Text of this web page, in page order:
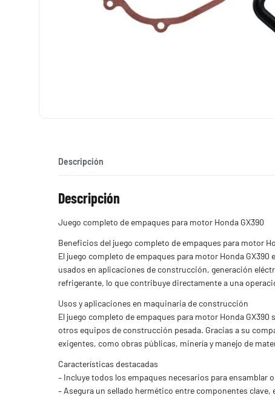
Descripción
Descripción
Juego completo de empaques para motor Honda GX390
Beneficios del juego completo de empaques para motor
El juego completo de empaques para motor Honda
usados en aplicaciones de construcción, generación
refrigerante, lo que contribuye directamente a una
Usos y aplicaciones en maquinaria de construcción
El juego completo de empaques para motor Honda
otros equipos de construcción pesada. Gracias a su
exigentes, como obras públicas, minería y manejo de
Características destacadas
– Incluye todos los empaques necesarios para ensamblar
– Asegura un sellado hermético entre componentes